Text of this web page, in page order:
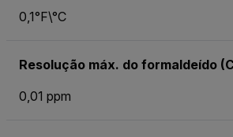
0,1°F\°C
Resolução máx. do formaldeído
0,01 ppm